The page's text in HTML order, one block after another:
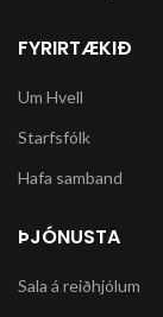
FYRIRTÆKIÐ
Um Hvell
Starfsfólk
Hafa samband
ÞJÓNUSTA
Sala á reiðhjólum